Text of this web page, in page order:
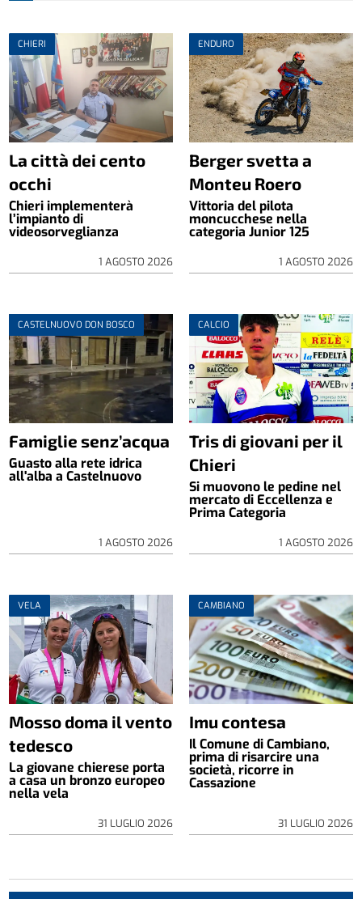
CHIERI
La città dei cento
occhi
Chieri implementerà
l’impianto di
videosorveglianza
1 AGOSTO 2026
ENDURO
Berger svetta a
Monteu Roero
Vittoria del pilota
moncucchese nella
categoria Junior 125
1 AGOSTO 2026
CASTELNUOVO DON BOSCO
Famiglie senz’acqua
Guasto alla rete idrica
all'alba a Castelnuovo
1 AGOSTO 2026
CALCIO
Tris di giovani per il
Chieri
Si muovono le pedine nel
mercato di Eccellenza e
Prima Categoria
1 AGOSTO 2026
VELA
Mosso doma il vento
tedesco
La giovane chierese porta
a casa un bronzo europeo
nella vela
31 LUGLIO 2026
CAMBIANO
Imu contesa
Il Comune di Cambiano,
prima di risarcire una
società, ricorre in
Cassazione
31 LUGLIO 2026